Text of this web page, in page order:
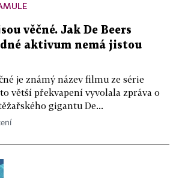
věčné. Jak De Beers
aktivum nemá jistou
je známý název filmu ze série
větší překvapení vyvolala zpráva o
gigantu De...